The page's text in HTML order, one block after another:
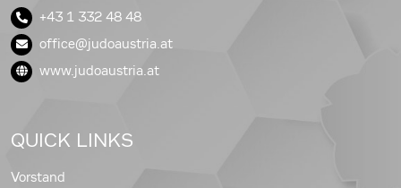
+43 1 332 48 48
office@judoaustria.at
www.judoaustria.at
QUICK LINKS
Vorstand